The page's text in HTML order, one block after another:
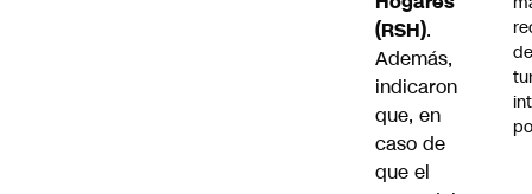
(RSH).
Además,
indicaron
que, en
caso de
que el